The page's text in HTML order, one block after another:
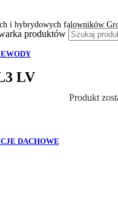
i hybrydowych falowników
produktów
DACHOWE
Produkt
LV